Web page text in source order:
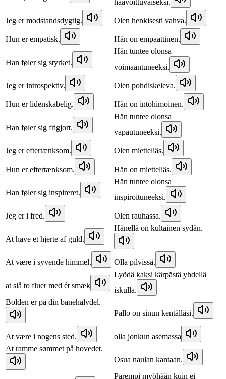
Jeg er modstandsdygtig. Olen henkisesti vahva.
Hun er empatisk. Hän on empaattinen.
Han føler sig styrket.
Hän tuntee olonsa
voimaantuneeksi.
Jeg er introspektiv. Olen pohdiskeleva.
Hun er lidenskabelig. Hän on intohimoinen.
Han føler sig frigjort.
Hän tuntee olonsa
vapautuneeksi.
Jeg er eftertænksom. Olen mietteliäs.
Hun er eftertænksom. Hän on mietteliäs.
Han føler sig inspireret.
Hän tuntee olonsa
inspiroituneeksi.
Jeg er i fred. Olen rauhassa.
At have et hjerte af guld.
Hänellä on kultainen sydän.
At være i syvende himmel. Olla pilvissä.
at slå to fluer med ét smæk
Lyödä kaksi kärpästä yhdellä
iskulla.
Bolden er på din banehalvdel.
Pallo on sinun kentälläsi.
At være i nogens sted.
olla jonkun asemassa
At ramme sømmet på hovedet.
Osua naulan kantaan.
Parempi myöhään kuin ei